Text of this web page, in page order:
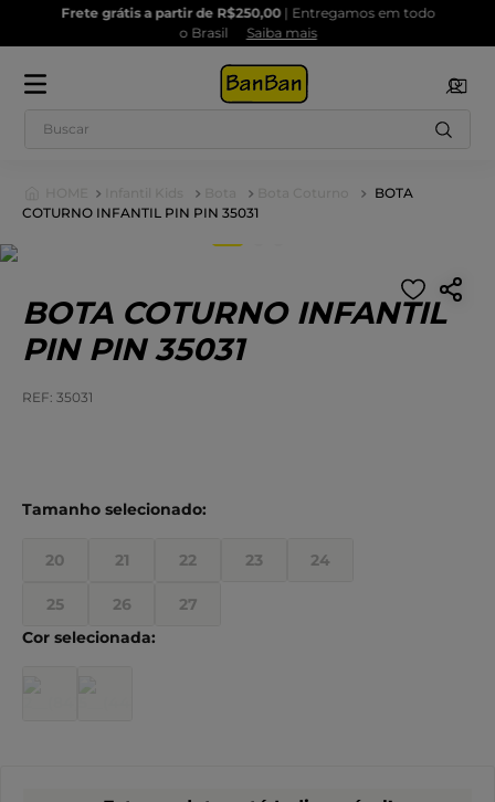
Frete grátis a partir de R$250,00| Entregamos em todo
o Brasil
Saiba mais
BOTA
COTURNO INFANTIL PIN PIN 35031
BOTA COTURNO INFANTIL
PIN PIN 35031
: 35031
20 21 22 23 24
25 26 27
Chinelo
5º Chuteira 6º Tamanco
7º Rasteira